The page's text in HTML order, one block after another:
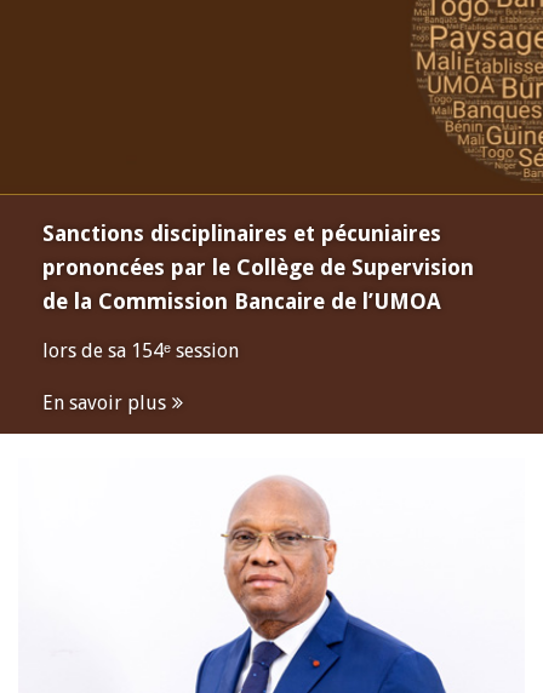
Sanctions disciplinaires et pécuniaires
prononcées par le Collège de Supervision
de la Commission Bancaire de l’UMOA
lors de sa 154ᵉ session
En savoir plus